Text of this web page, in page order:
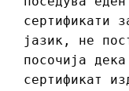
сертификати
јазик, не
посочија
сертификат